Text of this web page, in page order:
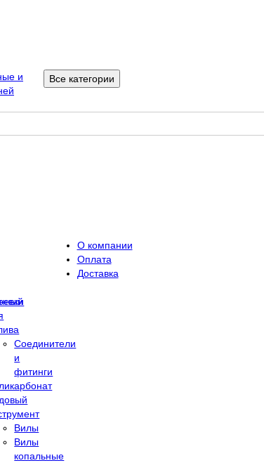
Все категории
Соединители
и
фитинги
Вилы
Вилы
копальные
О компании
Оплата
Доставка